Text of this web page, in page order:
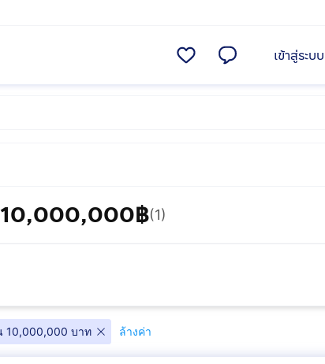
เข้าสู่ระบบ
10,000,000฿(1)
10,000,000 บาท ล้างค่า